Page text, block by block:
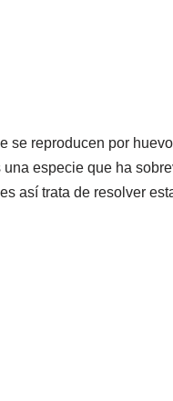
se reproducen por
especie que ha
así trata de resolver